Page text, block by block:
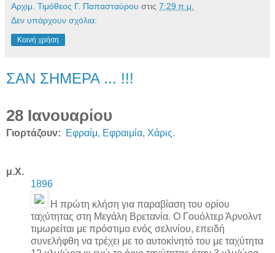
Αρχιμ. Τιμόθεος Γ. Παπασταύρου στις 7:29 π.μ.
Δεν υπάρχουν σχόλια:
Κοινή χρήση
ΣΑΝ ΣΗΜΕΡΑ ... !!!
28 Ιανουαρίου
Γιορτάζουν: Εφραίμ, Εφραιμία, Χάρις.
μ.Χ.
1896
Η πρώτη κλήση για παραβίαση του ορίου
ταχύτητας στη Μεγάλη Βρετανία. Ο Γουόλτερ Άρνολντ
τιμωρείται με πρόστιμο ενός σελινίου, επειδή
συνελήφθη να τρέχει με το αυτοκίνητό του με ταχύτητα